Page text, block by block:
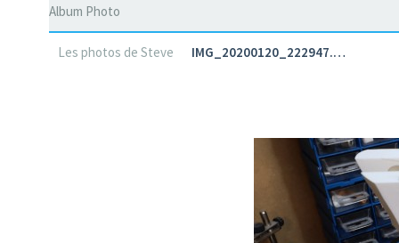
Album Photo
Les photos de Steve IMG_20200120_222947.…